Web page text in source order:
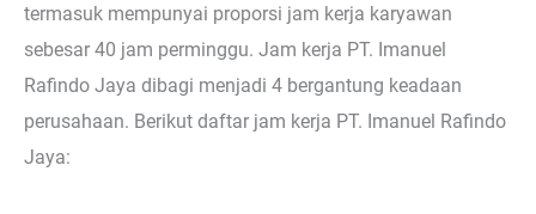
termasuk mempunyai proporsi jam kerja karyawan
sebesar 40 jam perminggu. Jam kerja PT. Imanuel
Rafindo Jaya dibagi menjadi 4 bergantung keadaan
perusahaan. Berikut daftar jam kerja PT. Imanuel Rafindo
Jaya: